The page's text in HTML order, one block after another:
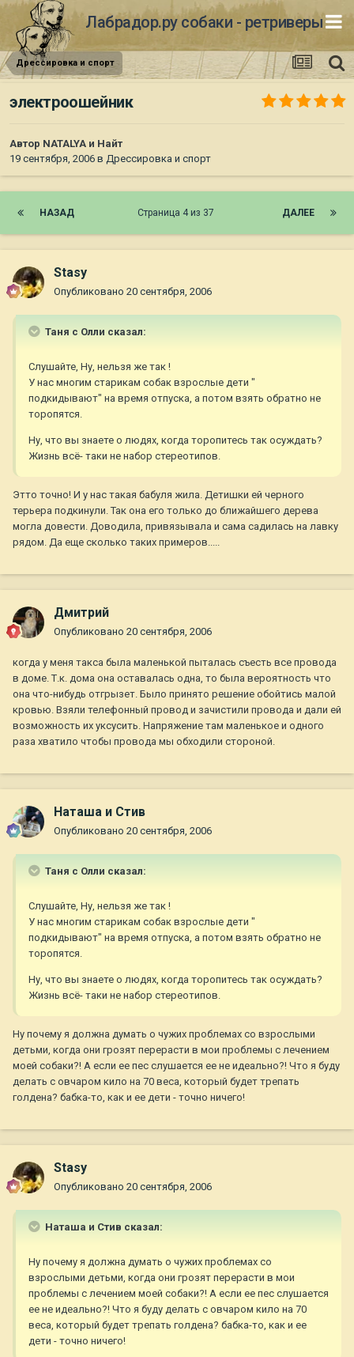
Лабрадор.ру собаки - ретриверы
Дрессировка и спорт
электроошейник
Автор NATALYA и Найт
19 сентября, 2006 в Дрессировка и спорт
НАЗАД ДАЛЕЕ
Страница 4 из 37
Stasy
Опубликовано 20 сентября, 2006
Таня с Олли сказал:
Слушайте, Ну, нельзя же так !
У нас многим старикам собак взрослые дети "
подкидывают" на время отпуска, а потом взять обратно не
торопятся.
Ну, что вы знаете о людях, когда торопитесь так осуждать?
Жизнь всё- таки не набор стереотипов.
Этто точно! И у нас такая бабуля жила. Детишки ей черного
терьера подкинули. Так она его только до ближайшего дерева
могла довести. Доводила, привязывала и сама садилась на лавку
рядом. Да еще сколько таких примеров.....
Дмитрий
Опубликовано 20 сентября, 2006
когда у меня такса была маленькой пыталась съесть все провода
в доме. Т.к. дома она оставалась одна, то была вероятность что
она что-нибудь отгрызет. Было принято решение обойтись малой
кровью. Взяли телефонный провод и зачистили провода и дали ей
возможность их уксусить. Напряжение там маленькое и одного
раза хватило чтобы провода мы обходили стороной.
Наташа и Стив
Опубликовано 20 сентября, 2006
Таня с Олли сказал:
Слушайте, Ну, нельзя же так !
У нас многим старикам собак взрослые дети "
подкидывают" на время отпуска, а потом взять обратно не
торопятся.
Ну, что вы знаете о людях, когда торопитесь так осуждать?
Жизнь всё- таки не набор стереотипов.
Ну почему я должна думать о чужих проблемах со взрослыми
детьми, когда они грозят перерасти в мои проблемы с лечением
моей собаки?! А если ее пес слушается ее не идеально?! Что я буду
делать с овчаром кило на 70 веса, который будет трепать
голдена? бабка-то, как и ее дети - точно ничего!
Stasy
Опубликовано 20 сентября, 2006
Наташа и Стив сказал:
Ну почему я должна думать о чужих проблемах со
взрослыми детьми, когда они грозят перерасти в мои
проблемы с лечением моей собаки?! А если ее пес слушается
ее не идеально?! Что я буду делать с овчаром кило на 70
веса, который будет трепать голдена? бабка-то, как и ее
дети - точно ничего!